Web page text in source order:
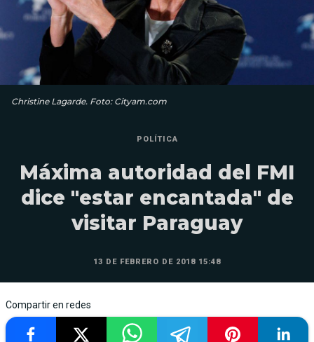
Christine Lagarde. Foto: Cityam.com
POLÍTICA
Máxima autoridad del FMI
dice "estar encantada" de
visitar Paraguay
13 DE FEBRERO DE 2018 15:48
Compartir en redes